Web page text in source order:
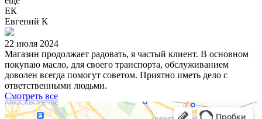
ЕК
Евгений К
22 июля 2024
Магазин продолжает радовать, я частый клиент. В основном
покупаю масло, для своего транспорта, обслуживанием
доволен всегда помогут советом. Приятно иметь дело с
ответственными людьми.
Смотреть все